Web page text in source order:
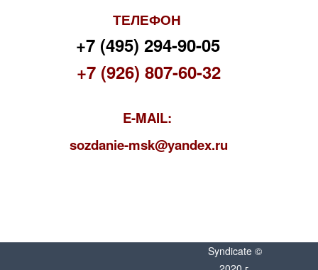
ТЕЛЕФОН
+7 (495) 294-90-05
+7 (926) 807-60-32
E-MAIL:
sozdanie-msk@yandex.ru
Syndicate ©